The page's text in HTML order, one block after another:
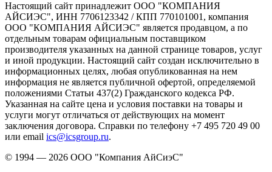
Настоящий сайт принадлежит ООО "КОМПАНИЯ
АЙСИЭС", ИНН 7706123342 / КПП 770101001, компания
ООО "КОМПАНИЯ АЙСИЭС" является продавцом, а по
отдельным товарам официальным поставщиком
производителя указанных на данной странице товаров, услуг
и иной продукции. Настоящий сайт создан исключительно в
информационных целях, любая опубликованная на нем
информация не является публичной офертой, определяемой
положениями Статьи 437(2) Гражданского кодекса РФ.
Указанная на сайте цена и условия поставки на товары и
услуги могут отличаться от действующих на момент
заключения договора. Справки по телефону +7 495 720 49 00
или email ics@icsgroup.ru.
© 1994 — 2026 ООО "Компания АйСиэС"